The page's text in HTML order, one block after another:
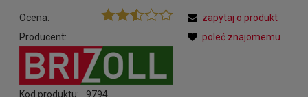
Ocena:
Producent:
Kod produktu: 9794
zapytaj o produkt
poleć znajomemu